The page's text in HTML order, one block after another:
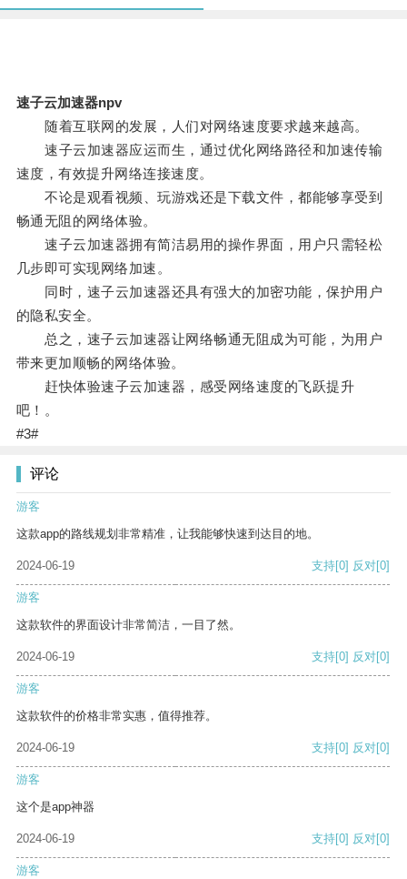
速子云加速器npv
随着互联网的发展，人们对网络速度要求越来越高。
速子云加速器应运而生，通过优化网络路径和加速传输
速度，有效提升网络连接速度。
不论是观看视频、玩游戏还是下载文件，都能够享受到
畅通无阻的网络体验。
速子云加速器拥有简洁易用的操作界面，用户只需轻松
几步即可实现网络加速。
同时，速子云加速器还具有强大的加密功能，保护用户
的隐私安全。
总之，速子云加速器让网络畅通无阻成为可能，为用户
带来更加顺畅的网络体验。
赶快体验速子云加速器，感受网络速度的飞跃提升
吧！。
#3#
评论
游客
这款app的路线规划非常精准，让我能够快速到达目的地。
2024-06-19 支持[0] 反对[0]
游客
这款软件的界面设计非常简洁，一目了然。
2024-06-19 支持[0] 反对[0]
游客
这款软件的价格非常实惠，值得推荐。
2024-06-19 支持[0] 反对[0]
游客
这个是app神器
2024-06-19 支持[0] 反对[0]
游客